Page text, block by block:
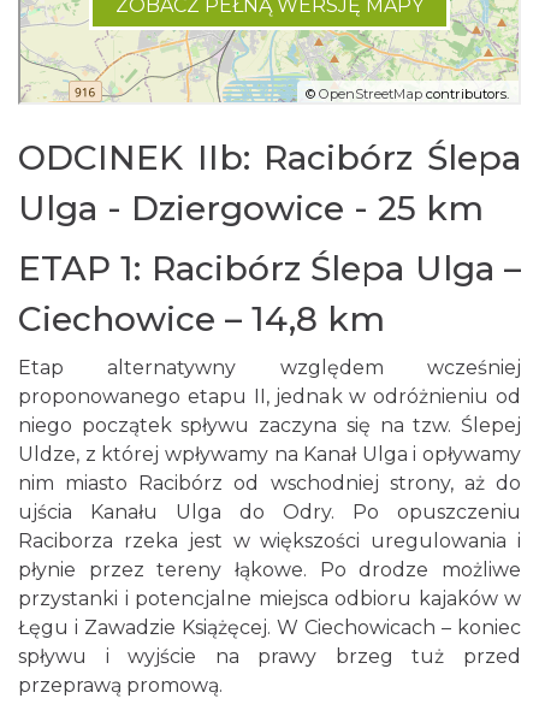
ODCINEK IIb: Racibórz Ślepa
Ulga - Dziergowice - 25 km
ETAP 1: Racibórz Ślepa Ulga –
Ciechowice – 14,8 km
Etap alternatywny względem wcześniej
proponowanego etapu II, jednak w odróżnieniu od
niego początek spływu zaczyna się na tzw. Ślepej
Uldze, z której wpływamy na Kanał Ulga i opływamy
nim miasto Racibórz od wschodniej strony, aż do
ujścia Kanału Ulga do Odry. Po opuszczeniu
Raciborza rzeka jest w większości uregulowania i
płynie przez tereny łąkowe. Po drodze możliwe
przystanki i potencjalne miejsca odbioru kajaków w
Łęgu i Zawadzie Książęcej. W Ciechowicach – koniec
spływu i wyjście na prawy brzeg tuż przed
przeprawą promową.